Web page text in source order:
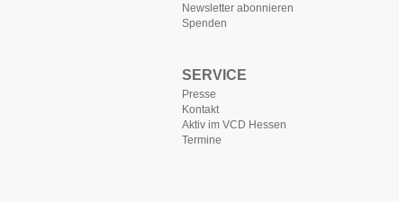
Newsletter abonnieren
Spenden
SERVICE
Presse
Kontakt
Aktiv im VCD Hessen
Termine